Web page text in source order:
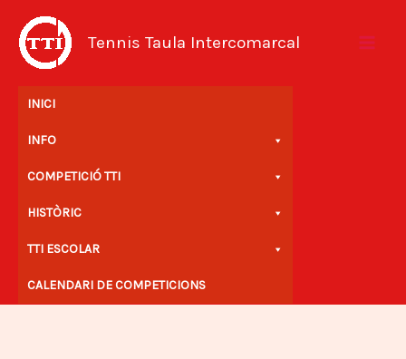
contingut
Tennis Taula Intercomarcal
INICI
INFO
COMPETICIÓ TTI
HISTÒRIC
TTI ESCOLAR
CALENDARI DE COMPETICIONS